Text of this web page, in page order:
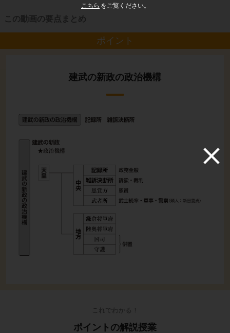
こちら をご覧ください。
この動画の要点まとめ
ポイント
建武の新政の政治機構
これでわかる！
ポイントの解説授業